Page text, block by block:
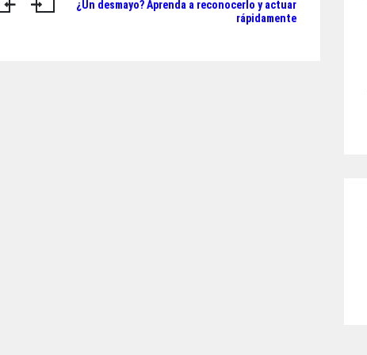
¿Un desmayo? Aprenda a reconocerlo y actuar
rápidamente